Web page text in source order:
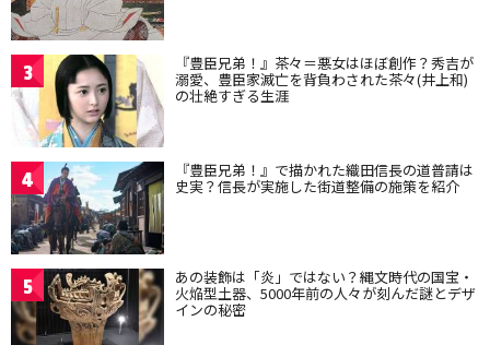
3 『豊臣兄弟！』茶々＝悪女はほぼ創作？秀吉が
溺愛、豊臣家滅亡を背負わされた茶々(井上和)
の壮絶すぎる生涯
4 『豊臣兄弟！』で描かれた織田信長の道普請は
史実？信長が実施した街道整備の施策を紹介
5 あの装飾は「炎」ではない？縄文時代の国宝・
火焔型土器、5000年前の人々が刻んだ謎とデザ
インの秘密